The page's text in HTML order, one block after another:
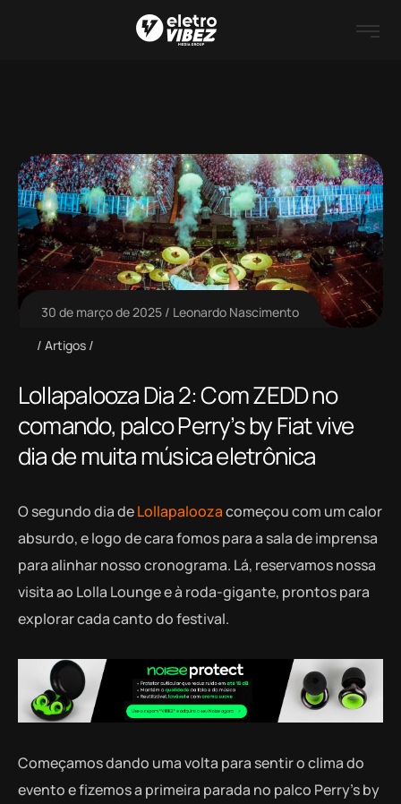
30 de março de 2025
Leonardo Nascimento
Artigos
Lollapalooza Dia 2: Com ZEDD no
comando, palco Perry’s by Fiat vive
dia de muita música eletrônica
O segundo dia deLollapaloozacomeçou com um calor
absurdo, e logo de cara fomos para a sala de imprensa
para alinhar nosso cronograma. Lá, reservamos nossa
visita ao Lolla Lounge e à roda-gigante, prontos para
explorar cada canto do festival.
Começamos dando uma volta para sentir o clima do
evento e fizemos a primeira parada no palco Perry’s by